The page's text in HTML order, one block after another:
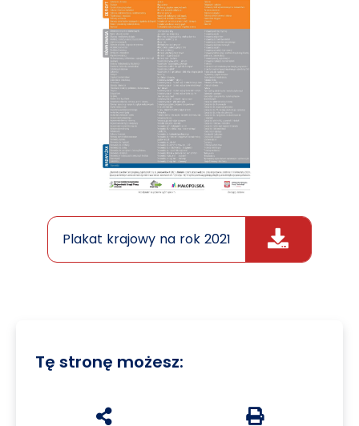
Plakat krajowy na rok 2021
Tę stronę możesz:
udostępnij na social mediachGeneruj wersję